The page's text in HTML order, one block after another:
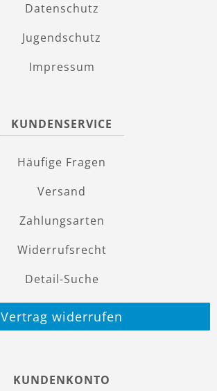
Datenschutz
Jugendschutz
Impressum
KUNDENSERVICE
Häufige Fragen
Versand
Zahlungsarten
Widerrufsrecht
Detail-Suche
Vertrag widerrufen
KUNDENKONTO